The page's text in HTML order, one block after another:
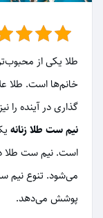
طلا یکی از
خانم‌ها است. طلا
گذاری در آینده را
نیم ست طلا زنانه
است. نیم ست طلا
می‌شود. تنوع نیم
پوشش می‌دهد.